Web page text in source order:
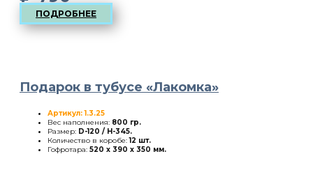
ПОДРОБНЕЕ
Подарок в тубусе «Лакомка»
Артикул: 1.3.25
Вес наполнения: 800 гр.
Размер: D-120 / H-345.
Количество в коробе:12 шт.
Гофротара: 520 х 390 х 350 мм.